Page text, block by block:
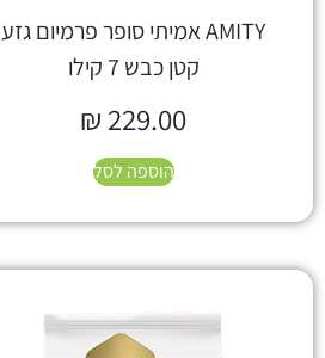
AMITY אמיתי סופר פרמיום גזע
קטן כבש 7 קילו
₪ 229.00
הוספה לסל